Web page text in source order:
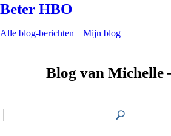
Beter HBO
Alle blog-berichten Mijn blog
Blog van Michelle